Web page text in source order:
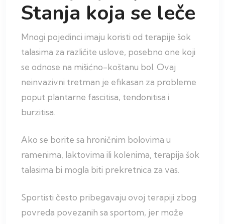
Stanja koja se leče
Mnogi pojedinci imaju koristi od terapije šok
talasima za različite uslove, posebno one koji
se odnose na mišićno-koštanu bol. Ovaj
neinvazivni tretman je efikasan za probleme
poput plantarne fascitisa, tendonitisa i
burzitisa.
Ako se borite sa hroničnim bolovima u
ramenima, laktovima ili kolenima, terapija šok
talasima bi mogla biti prekretnica za vas.
Sportisti često pribegavaju ovoj terapiji zbog
povreda povezanih sa sportom, jer može